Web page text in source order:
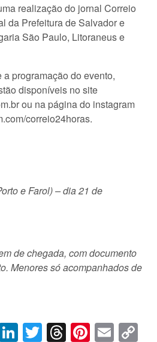
realização do jornal Correio
da Prefeitura de Salvador e
São Paulo, Litoraneus e
programação do evento,
disponíveis no site
ou na página do instagram
correio24horas.
e Farol) – dia 21 de
de chegada, com documento
Menores só acompanhados de
LinkedIn
Twitter
Threads